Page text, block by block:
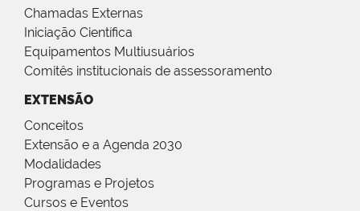
Chamadas Externas
Iniciação Científica
Equipamentos Multiusuários
Comitês institucionais de assessoramento
EXTENSÃO
Conceitos
Extensão e a Agenda 2030
Modalidades
Programas e Projetos
Cursos e Eventos